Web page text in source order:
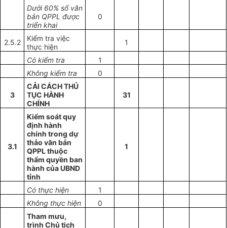
Dưới 60% số văn
bản QPPL được
triển khai
0
2.5.2
Kiểm tra việc
thực hiện
1
Có kiểm tra
1
Không kiểm tra
0
3
CẢI CÁCH THỦ
TỤC HÀNH
CHÍNH
31
3.1
Kiểm soát quy
định hành
chính trong dự
thảo văn bản
QPPL thuộc
thẩm quyền ban
hành của UBND
tỉnh
1
Có thực hiện
1
Không thực hiện
0
Tham mưu,
trình Chủ tịch